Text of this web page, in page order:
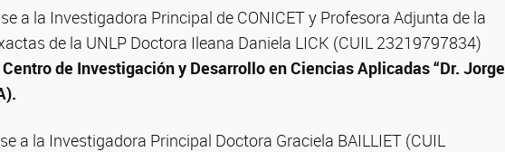
a la Investigadora Principal de CONICET y Profesora Adjunta de la
de la UNLP Doctora Ileana Daniela LICK (CUIL 23219797834)
Centro de Investigación y Desarrollo en Ciencias Aplicadas “Dr. Jorge
a la Investigadora Principal Doctora Graciela BAILLIET (CUIL